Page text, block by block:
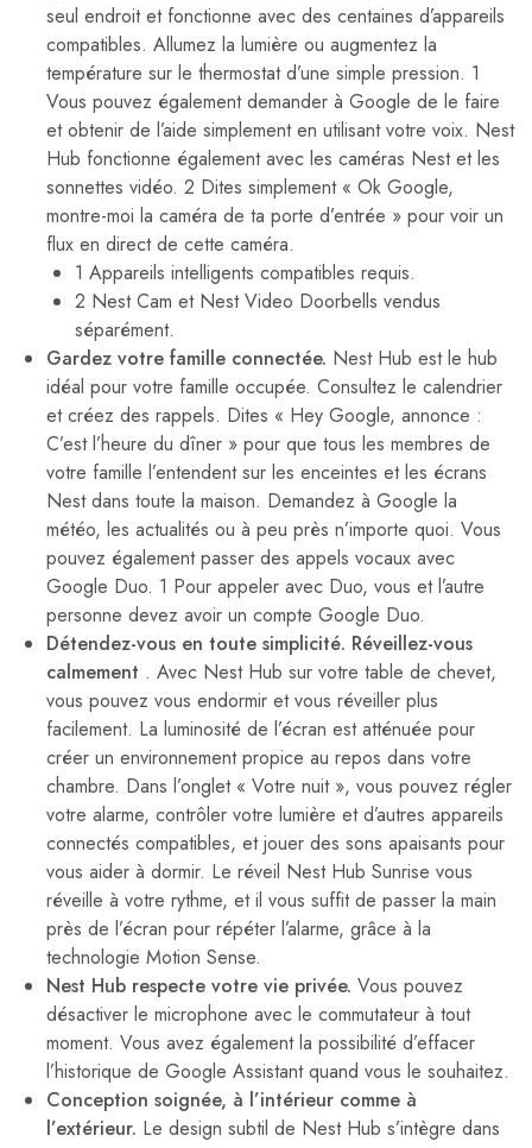
seul endroit et fonctionne avec des centaines d’appareils
compatibles. Allumez la lumière ou augmentez la
température sur le thermostat d’une simple pression. 1
Vous pouvez également demander à Google de le faire
et obtenir de l’aide simplement en utilisant votre voix. Nest
Hub fonctionne également avec les caméras Nest et les
sonnettes vidéo. 2 Dites simplement « Ok Google,
montre-moi la caméra de ta porte d’entrée » pour voir un
flux en direct de cette caméra.
1 Appareils intelligents compatibles requis.
2 Nest Cam et Nest Video Doorbells vendus
séparément.
Gardez votre famille connectée. Nest Hub est le hub
idéal pour votre famille occupée. Consultez le calendrier
et créez des rappels. Dites « Hey Google, annonce :
C’est l’heure du dîner » pour que tous les membres de
votre famille l’entendent sur les enceintes et les écrans
Nest dans toute la maison. Demandez à Google la
météo, les actualités ou à peu près n’importe quoi. Vous
pouvez également passer des appels vocaux avec
Google Duo. 1 Pour appeler avec Duo, vous et l’autre
personne devez avoir un compte Google Duo.
Détendez-vous en toute simplicité. Réveillez-vous
calmement . Avec Nest Hub sur votre table de chevet,
vous pouvez vous endormir et vous réveiller plus
facilement. La luminosité de l’écran est atténuée pour
créer un environnement propice au repos dans votre
chambre. Dans l’onglet « Votre nuit », vous pouvez régler
votre alarme, contrôler votre lumière et d’autres appareils
connectés compatibles, et jouer des sons apaisants pour
vous aider à dormir. Le réveil Nest Hub Sunrise vous
réveille à votre rythme, et il vous suffit de passer la main
près de l’écran pour répéter l’alarme, grâce à la
technologie Motion Sense.
Nest Hub respecte votre vie privée. Vous pouvez
désactiver le microphone avec le commutateur à tout
moment. Vous avez également la possibilité d’effacer
l’historique de Google Assistant quand vous le souhaitez.
Conception soignée, à l’intérieur comme à
l’extérieur. Le design subtil de Nest Hub s’intègre dans